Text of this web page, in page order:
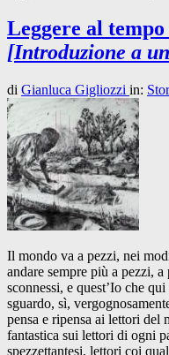
Leggere al tempo
[Introduzione a
di Gianluca Gigliozzi in:
Il mondo va a pezzi, nei
andare sempre più a pezzi,
sconnessi, e quest’Io che
sguardo, sì,
pensa e ripensa ai lettori del
fantastica sui lettori di ogni
spezzettantesi, lettori coi